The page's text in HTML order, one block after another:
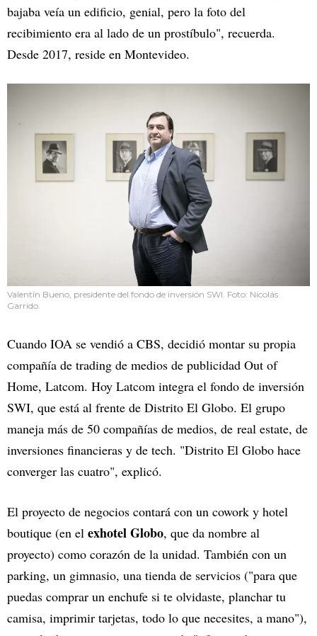
bajaba veía un edificio, genial, pero la foto del
recibimiento era al lado de un prostíbulo", recuerda.
Desde 2017, reside en Montevideo.
Valentín Bueno, presidente del fondo de inversión SWI. Foto: Nicolás
Garrido.
Cuando IOA se vendió a CBS, decidió montar su propia
compañía de trading de medios de publicidad Out of
Home, Latcom. Hoy Latcom integra el fondo de inversión
SWI, que está al frente de Distrito El Globo. El grupo
maneja más de 50 compañías de medios, de real estate, de
inversiones financieras y de tech. "Distrito El Globo hace
converger las cuatro", explicó.
El proyecto de negocios contará con un cowork y hotel
boutique (en el exhotel Globo, que da nombre al
proyecto) como corazón de la unidad. También con un
parking, un gimnasio, una tienda de servicios ("para que
puedas comprar un enchufe si te olvidaste, planchar tu
camisa, imprimir tarjetas, todo lo que necesites, a mano"),